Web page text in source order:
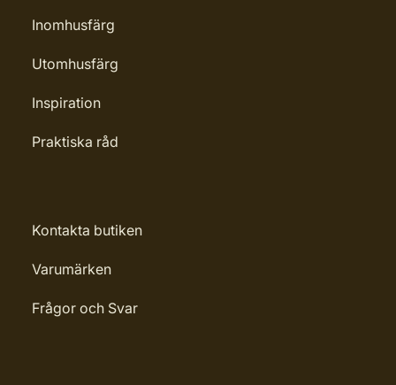
Inomhusfärg
Utomhusfärg
Inspiration
Praktiska råd
Kontakta butiken
Varumärken
Frågor och Svar